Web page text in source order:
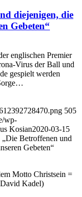
diejenigen, die
Gebeten“
englischen Premier
Virus der Ball und
gespielt werden
505
wp-
Kosian2020-03-15
Betroffenen und
Gebeten“
Motto Christsein =
Kadel)